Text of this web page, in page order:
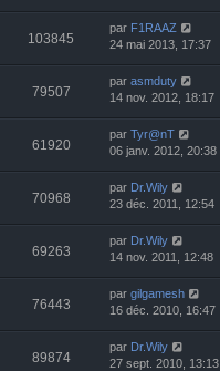
103845
par F1RAAZ
24 mai 2013, 17:37
79507
par asmduty
14 nov. 2012, 18:17
61920
par Tyr@nT
06 janv. 2012, 20:38
70968
par Dr.Wily
23 déc. 2011, 12:54
69263
par Dr.Wily
14 nov. 2011, 12:48
76443
par gilgamesh
16 déc. 2010, 16:47
89874
par Dr.Wily
27 sept. 2010, 13:13